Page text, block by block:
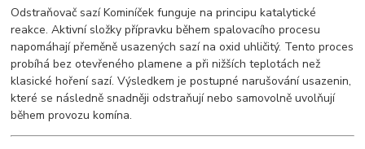
Odstraňovač sazí Kominíček funguje na principu katalytické
reakce. Aktivní složky přípravku během spalovacího procesu
napomáhají přeměně usazených sazí na oxid uhličitý. Tento proces
probíhá bez otevřeného plamene a při nižších teplotách než
klasické hoření sazí. Výsledkem je postupné narušování usazenin,
které se následně snadněji odstraňují nebo samovolně uvolňují
během provozu komína.